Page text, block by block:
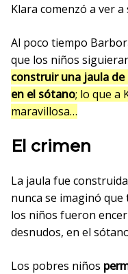
Klara comenzó a ver
Al poco tiempo
que los niños
construir una jaula
en el sótano; lo que a
maravillosa…
El crimen
La jaula fue
nunca se imaginó
los niños fueron
desnudos, en el
Los pobres niños